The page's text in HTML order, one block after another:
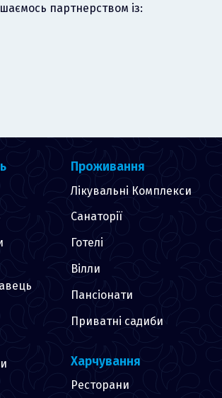
партнерством із:
Проживання
Лікувальні Комплекси
Санаторії
Готелі
Вілли
Пансіонати
Приватні садиби
Харчування
Ресторани